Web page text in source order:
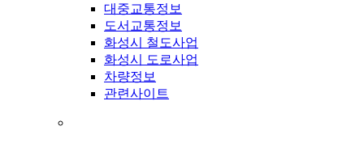
대중교통정보
도서교통정보
화성시 철도사업
화성시 도로사업
차량정보
관련사이트